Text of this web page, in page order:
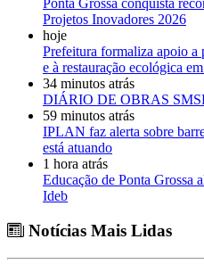
Ponta Grossa conquista
Projetos Inovadores 2026
hoje
Prefeitura formaliza apoio a
e à restauração ecológica
34 minutos atrás
DIÁRIO DE OBRAS
59 minutos atrás
IPLAN faz alerta sobre
está atuando
1 hora atrás
Educação de Ponta Grossa
Ideb
Notícias Mais Lidas